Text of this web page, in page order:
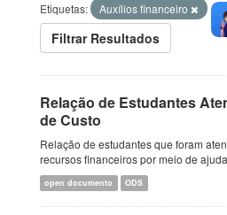
Etiquetas:
Auxílios financeiro
Filtrar Resultados
Relação de Estudantes
de Custo
Relação de estudantes que foram
recursos financeiros por meio de
open documento ODS